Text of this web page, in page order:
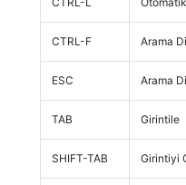
CTRL-F Arama
ESC Arama
TAB Girintile
SHIFT-TAB Girintiyi